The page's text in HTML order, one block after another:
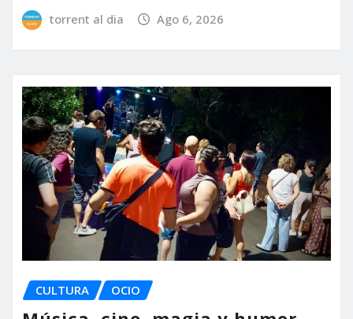
torrent al dia Ago 6, 2026
CULTURA OCIO